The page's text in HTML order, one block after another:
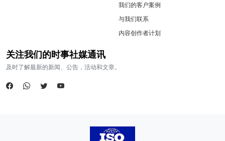
我们的客户案例
与我们联系
内容创作者计划
关注我们的时事社媒通讯
及时了解最新的新闻、公告，活动和文章。